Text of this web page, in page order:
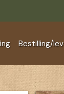
Bestilling/